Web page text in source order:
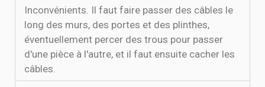
Inconvénients. Il faut faire passer des câbles le
long des murs, des portes et des plinthes,
éventuellement percer des trous pour passer
d'une pièce à l'autre, et il faut ensuite cacher les
câbles.